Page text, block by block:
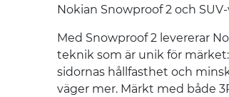
Nokian Snowproof 2 och
Med Snowproof 2 levererar
teknik som är unik för
sidornas hållfasthet och
väger mer. Märkt med både